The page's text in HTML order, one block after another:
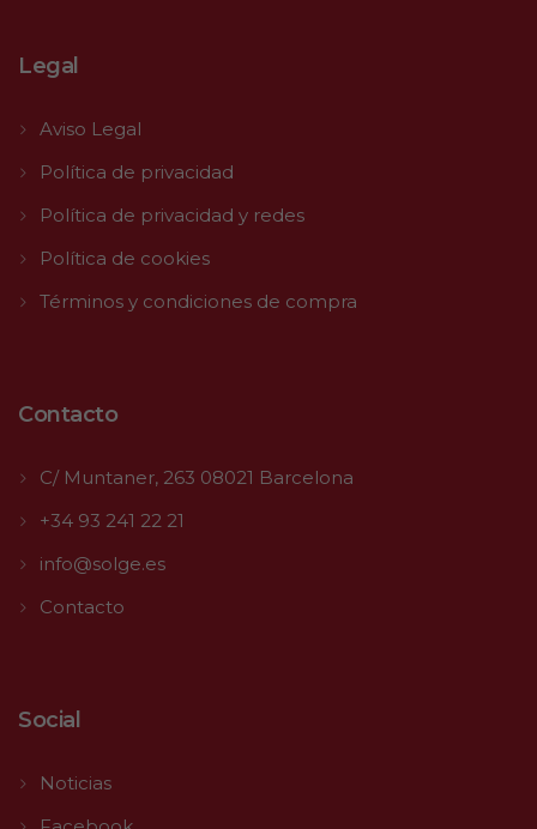
Legal
Aviso Legal
Política de privacidad
Política de privacidad y redes
Política de cookies
Términos y condiciones de compra
Contacto
C/ Muntaner, 263 08021 Barcelona
+34 93 241 22 21
info@solge.es
Contacto
Social
Noticias